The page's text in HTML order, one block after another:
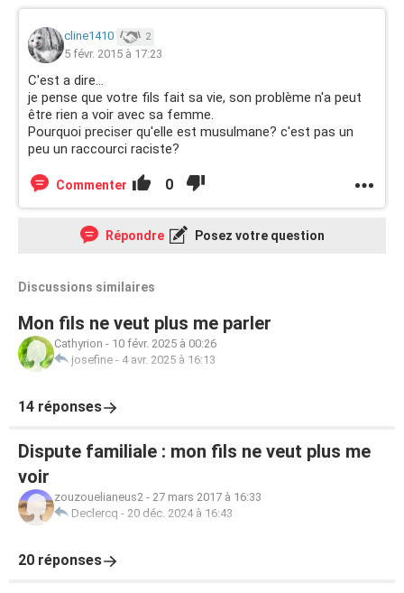
cline1410 2
5 févr. 2015 à 17:23
C'est a dire...
je pense que votre fils fait sa vie, son problème n'a peut
être rien a voir avec sa femme.
Pourquoi preciser qu'elle est musulmane? c'est pas un
peu un raccourci raciste?
Commenter 0
Répondre Posez votre question
Discussions similaires
Mon fils ne veut plus me parler
Cathyrion - 10 févr. 2025 à 00:26
josefine - 4 avr. 2025 à 16:13
14 réponses
Dispute familiale : mon fils ne veut plus me
voir
zouzouelianeus2 - 27 mars 2017 à 16:33
Declercq - 20 déc. 2024 à 16:43
20 réponses